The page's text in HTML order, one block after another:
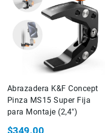
Fotografía
Cámaras
Mirrorless
Reflex
(DSLR)
Compactas
Instantáneas
Lentes
APS-
Abrazadera K&F Concept
Pinza MS15 Super Fija
para Montaje (2,4")
$349.00